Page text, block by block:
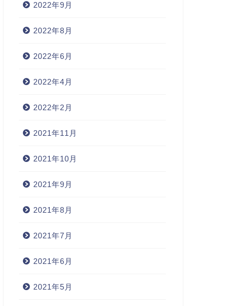
2022年9月
2022年8月
2022年6月
2022年4月
2022年2月
2021年11月
2021年10月
2021年9月
2021年8月
2021年7月
2021年6月
2021年5月